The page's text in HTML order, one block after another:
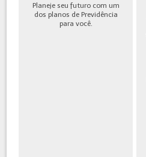
Planeje seu futuro com um
dos planos de Previdência
para você.